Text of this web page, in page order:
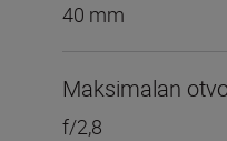
40 mm
Maksimalan
f/2,8